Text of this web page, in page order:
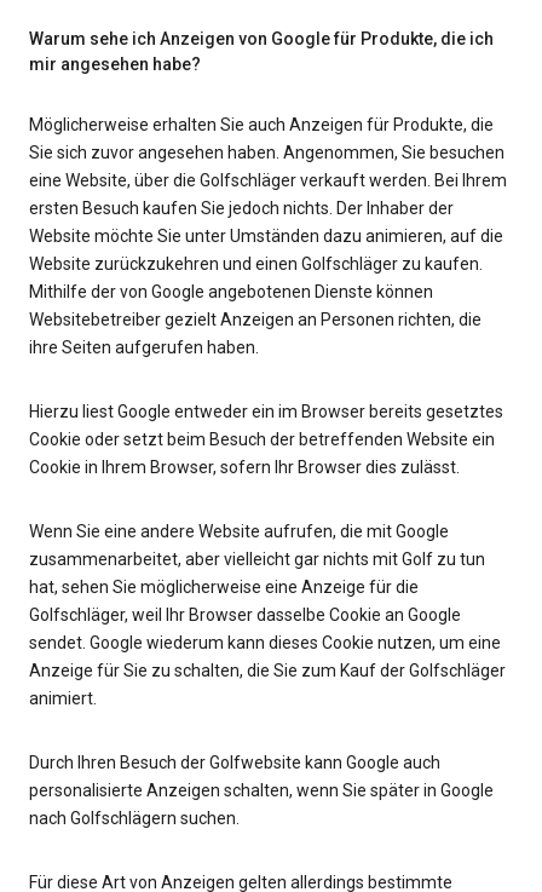
Warum sehe ich Anzeigen von Google für Produkte, die ich
mir angesehen habe?
Möglicherweise erhalten Sie auch Anzeigen für Produkte, die
Sie sich zuvor angesehen haben. Angenommen, Sie besuchen
eine Website, über die Golfschläger verkauft werden. Bei Ihrem
ersten Besuch kaufen Sie jedoch nichts. Der Inhaber der
Website möchte Sie unter Umständen dazu animieren, auf die
Website zurückzukehren und einen Golfschläger zu kaufen.
Mithilfe der von Google angebotenen Dienste können
Websitebetreiber gezielt Anzeigen an Personen richten, die
ihre Seiten aufgerufen haben.
Hierzu liest Google entweder ein im Browser bereits gesetztes
Cookie oder setzt beim Besuch der betreffenden Website ein
Cookie in Ihrem Browser, sofern Ihr Browser dies zulässt.
Wenn Sie eine andere Website aufrufen, die mit Google
zusammenarbeitet, aber vielleicht gar nichts mit Golf zu tun
hat, sehen Sie möglicherweise eine Anzeige für die
Golfschläger, weil Ihr Browser dasselbe Cookie an Google
sendet. Google wiederum kann dieses Cookie nutzen, um eine
Anzeige für Sie zu schalten, die Sie zum Kauf der Golfschläger
animiert.
Durch Ihren Besuch der Golfwebsite kann Google auch
personalisierte Anzeigen schalten, wenn Sie später in Google
nach Golfschlägern suchen.
Für diese Art von Anzeigen gelten allerdings bestimmte